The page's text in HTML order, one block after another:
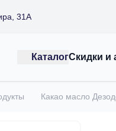
31А
КаталогСкидки и
Какао масло